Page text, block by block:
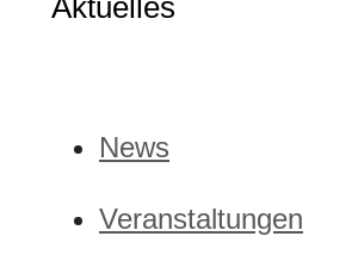
Aktuelles
News
Veranstaltungen